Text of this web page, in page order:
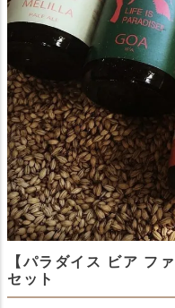
【パラダイス ビア フ
セット